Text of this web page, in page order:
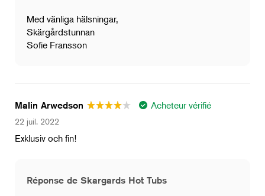
Med vänliga hälsningar,
Skärgårdstunnan
Sofie Fransson
Malin Arwedson Acheteur vérifié
22 juil. 2022
Exklusiv och fin!
Réponse de Skargards Hot Tubs